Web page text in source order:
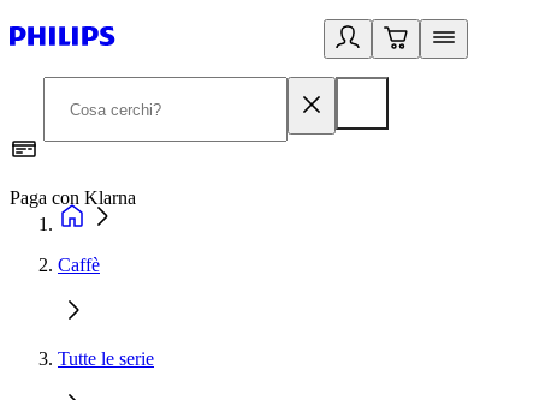
Paga con Klarna
Caffè
Tutte le serie